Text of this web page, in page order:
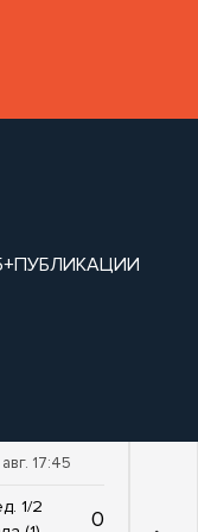
ПУБЛИКАЦИИ
17:45
1/2
0